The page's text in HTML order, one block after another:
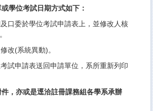
學位考試日期方式如下：
口委於學位考試申請表上，並修改人核
改(系統異動)。
試申請表送回申請單位，系所重新列印
，亦或是逕洽註冊課務組各學系承辦